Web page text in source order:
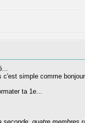
simple comme
ta 1e...